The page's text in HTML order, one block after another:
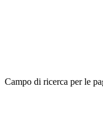
Campo di ricerca per le